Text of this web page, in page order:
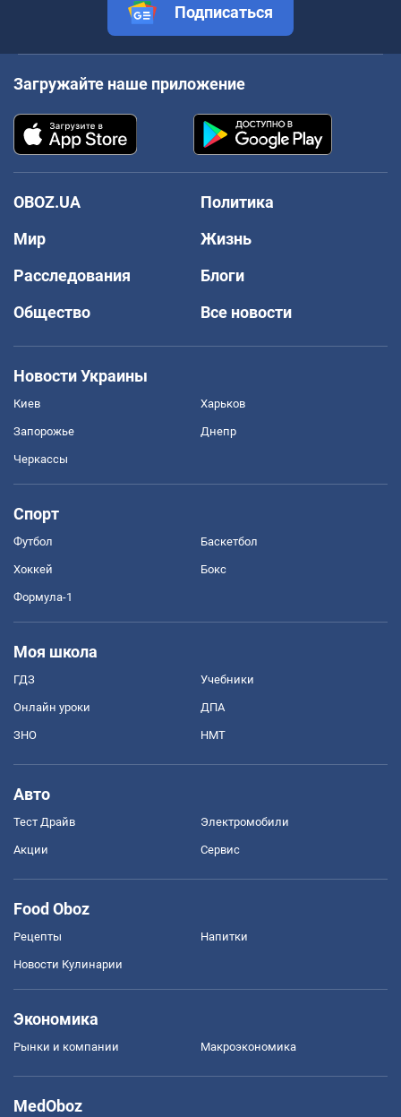
Подписаться
Загружайте наше приложение
OBOZ.UA
Политика
Мир
Жизнь
Расследования
Блоги
Общество
Все новости
Новости Украины
Киев Харьков
Запорожье Днепр
Черкассы
Спорт
Футбол Баскетбол
Хоккей Бокс
Формула-1
Моя школа
ГДЗ Учебники
Онлайн уроки ДПА
ЗНО НМТ
Авто
Тест Драйв Электромобили
Акции Сервис
Food Oboz
Рецепты Напитки
Новости Кулинарии
Экономика
Рынки и компании Mакроэкономика
MedOboz